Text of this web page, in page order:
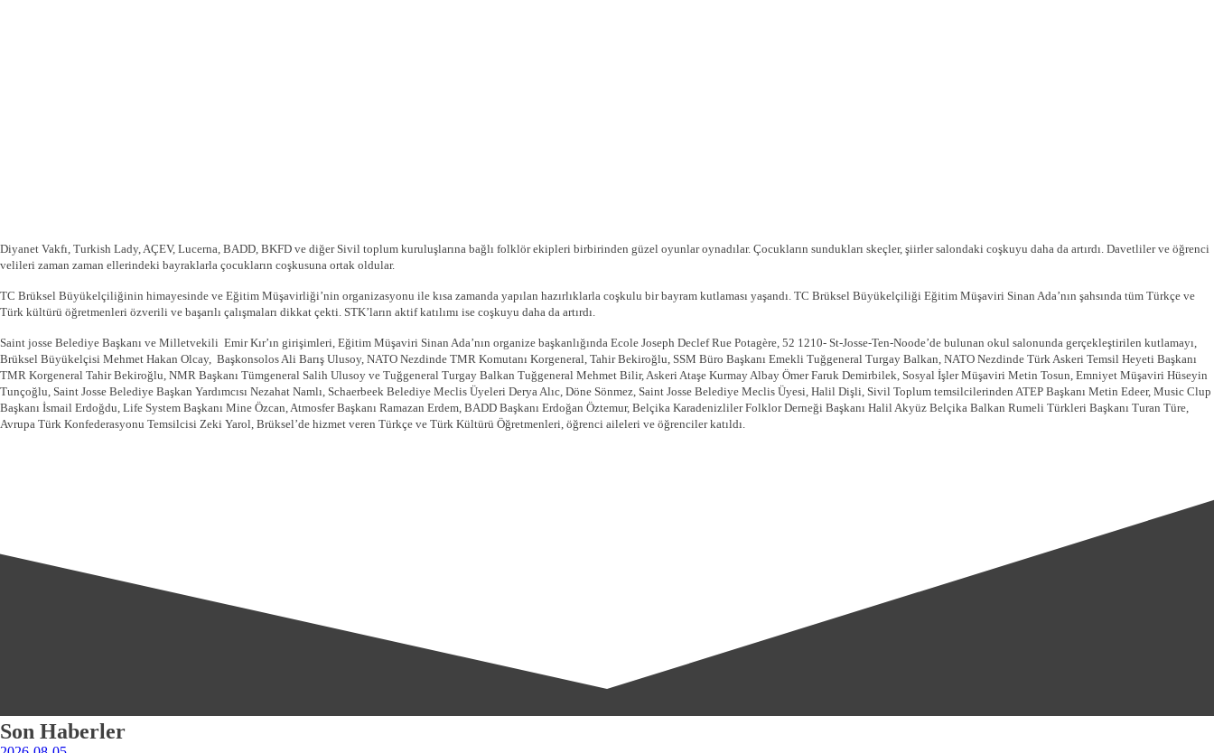
Diyanet Vakfı, Turkish Lady, AÇEV, Lucerna, BADD, BKFD ve diğer Sivil toplum kuruluşlarına bağlı folklör ekipleri birbirinden güzel oyunlar oynadılar. Çocukların sundukları skeçler, şiirler salondaki coşkuyu daha da artırdı. Davetliler ve öğrenci
velileri zaman zaman ellerindeki bayraklarla çocukların coşkusuna ortak oldular.
TC Brüksel Büyükelçiliğinin himayesinde ve Eğitim Müşavirliği’nin organizasyonu ile kısa zamanda yapılan hazırlıklarla coşkulu bir bayram kutlaması yaşandı. TC Brüksel Büyükelçiliği Eğitim Müşaviri Sinan Ada’nın şahsında tüm Türkçe ve
Türk kültürü öğretmenleri özverili ve başarılı çalışmaları dikkat çekti. STK’ların aktif katılımı ise coşkuyu daha da artırdı.
Saint josse Belediye Başkanı ve Milletvekili Emir Kır’ın girişimleri, Eğitim Müşaviri Sinan Ada’nın organize başkanlığında Ecole Joseph Declef Rue Potagère, 52 1210- St-Josse-Ten-Noode’de bulunan okul salonunda gerçekleştirilen kutlamayı,
Brüksel Büyükelçisi Mehmet Hakan Olcay, Başkonsolos Ali Barış Ulusoy, NATO Nezdinde TMR Komutanı Korgeneral, Tahir Bekiroğlu, SSM Büro Başkanı Emekli Tuğgeneral Turgay Balkan, NATO Nezdinde Türk Askeri Temsil Heyeti Başkanı
TMR Korgeneral Tahir Bekiroğlu, NMR Başkanı Tümgeneral Salih Ulusoy ve Tuğgeneral Turgay Balkan Tuğgeneral Mehmet Bilir, Askeri Ataşe Kurmay Albay Ömer Faruk Demirbilek, Sosyal İşler Müşaviri Metin Tosun, Emniyet Müşaviri Hüseyin
Tunçoğlu, Saint Josse Belediye Başkan Yardımcısı Nezahat Namlı, Schaerbeek Belediye Meclis Üyeleri Derya Alıc, Döne Sönmez, Saint Josse Belediye Meclis Üyesi, Halil Dişli, Sivil Toplum temsilcilerinden ATEP Başkanı Metin Edeer, Music Clup
Başkanı İsmail Erdoğdu, Life System Başkanı Mine Özcan, Atmosfer Başkanı Ramazan Erdem, BADD Başkanı Erdoğan Öztemur, Belçika Karadenizliler Folklor Derneği Başkanı Halil Akyüz Belçika Balkan Rumeli Türkleri Başkanı Turan Türe,
Avrupa Türk Konfederasyonu Temsilcisi Zeki Yarol, Brüksel’de hizmet veren Türkçe ve Türk Kültürü Öğretmenleri, öğrenci aileleri ve öğrenciler katıldı.
Son Haberler